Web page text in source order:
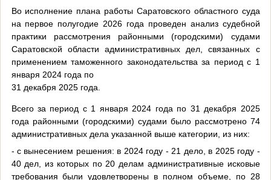
Во исполнение плана работы Саратовского областного суда
на первое полугодие 2026 года проведен анализ судебной
практики рассмотрения районными (городскими) судами
Саратовской области административных дел, связанных с
применением таможенного законодательства за период с 1
января 2024 года по
31 декабря 2025 года.
Всего за период с 1 января 2024 года по 31 декабря 2025
года районными (городскими) судами было рассмотрено 74
административных дела указанной выше категории, из них:
- с вынесением решения: в 2024 году - 21 дело, в 2025 году -
40 дел, из которых по 20 делам административные исковые
требования были удовлетворены в полном объеме, по 28